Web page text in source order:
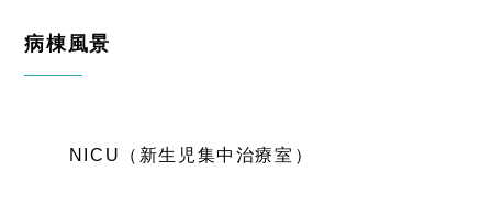
病棟風景
NICU（新生児集中治療室）